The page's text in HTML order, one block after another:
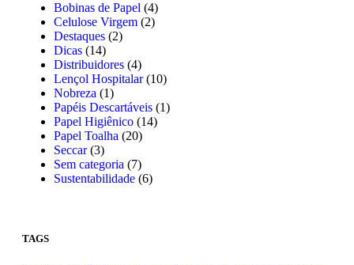
Bobinas de Papel (4)
Celulose Virgem (2)
Destaques (2)
Dicas (14)
Distribuidores (4)
Lençol Hospitalar(10)
Nobreza (1)
Papéis Descartáveis (1)
Papel Higiênico (14)
Papel Toalha (20)
Seccar(3)
Sem categoria (7)
Sustentabilidade (6)
TAGS